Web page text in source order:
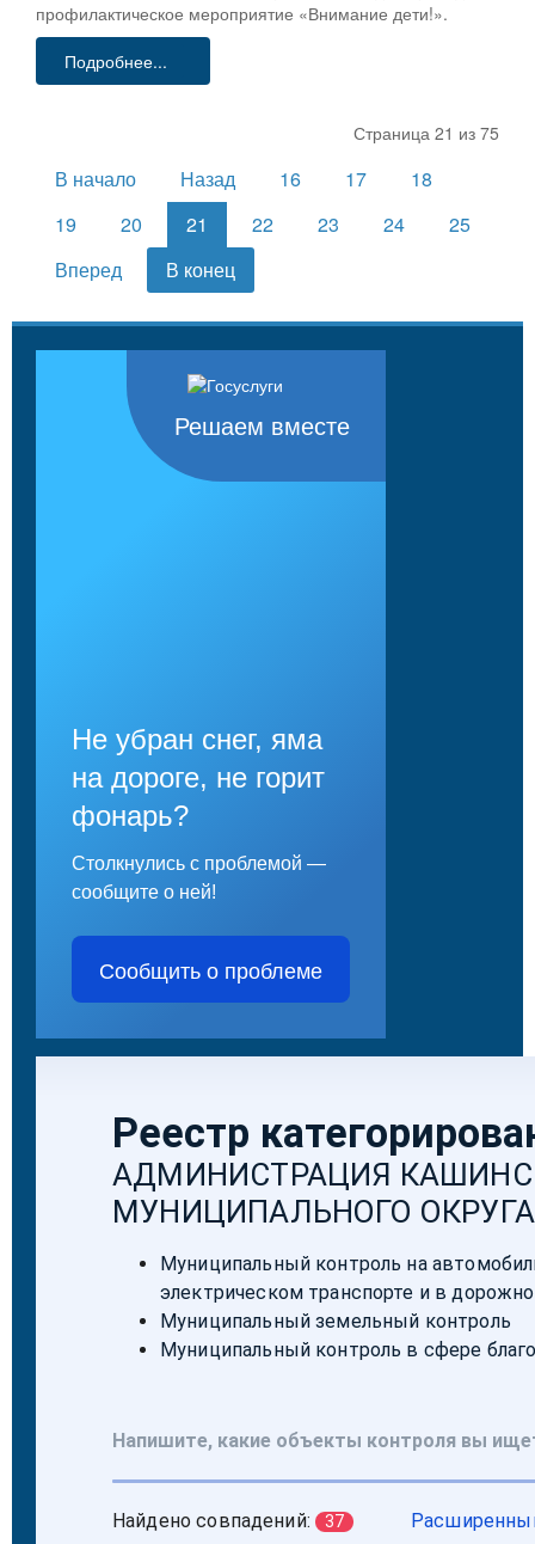
профилактическое мероприятие «Внимание дети!».
Подробнее...
Страница 21 из 75
В начало Назад 16 17
18
19
20 21 22 23 24
25
Вперед
В конец
Решаем вместе
Не убран снег, яма
на дороге, не горит
фонарь?
Столкнулись с проблемой —
сообщите о ней!
Сообщить о проблеме